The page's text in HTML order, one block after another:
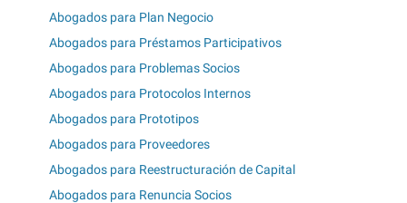
Abogados para Plan Negocio
Abogados para Préstamos Participativos
Abogados para Problemas Socios
Abogados para Protocolos Internos
Abogados para Prototipos
Abogados para Proveedores
Abogados para Reestructuración de Capital
Abogados para Renuncia Socios